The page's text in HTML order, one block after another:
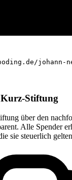
johann-
Kurz-Stiftung
über den
Alle Spender
sie steuerlich